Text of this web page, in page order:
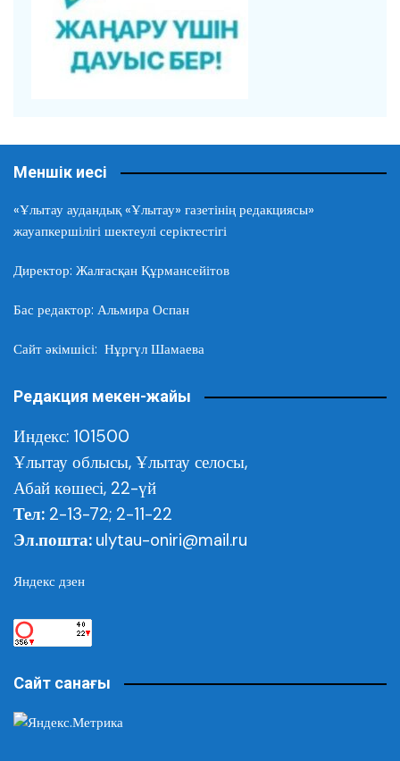
Меншік иесі
«Ұлытау аудандық «Ұлытау» газетінің редакциясы»
жауапкершілігі шектеулі серіктестігі
Директор: Жалғасқан Құрмансейітов
Бас редактор: Альмира Оспан
Сайт әкімшісі: Нұргүл Шамаева
Редакция мекен-жайы
Индекс: 101500
Ұлытау облысы, Ұлытау селосы,
Абай көшесі, 22-үй
Тел: 2-13-72; 2-11-22
Эл.пошта: ulytau-oniri@mail.ru
Яндекс дзен
Сайт санағы